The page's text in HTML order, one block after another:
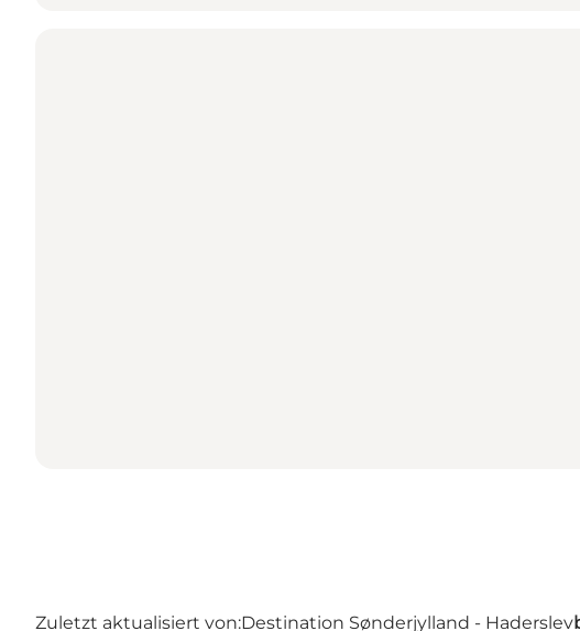
Zuletzt aktualisiert von:Destination Sønderjylland - Haderslev